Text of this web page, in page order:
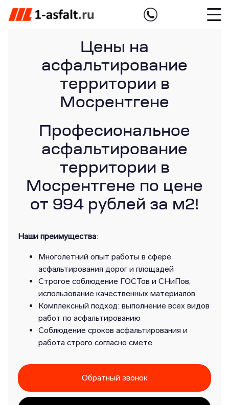
Цены на
асфальтирование
территории в
Мосрентгене
Професиональное
асфальтирование
территории в
Мосрентгене по цене
от 994 рублей за м2!
Наши преимущества:
Многолетний опыт работы в сфере
асфальтирования дорог и площадей
Строгое соблюдение ГОСТов и СНиПов,
использование качественных материалов
Комплексный подход: выполнение всех видов
работ по асфальтированию
Соблюдение сроков асфальтирования и
работа строго согласно смете
Обратный звонок